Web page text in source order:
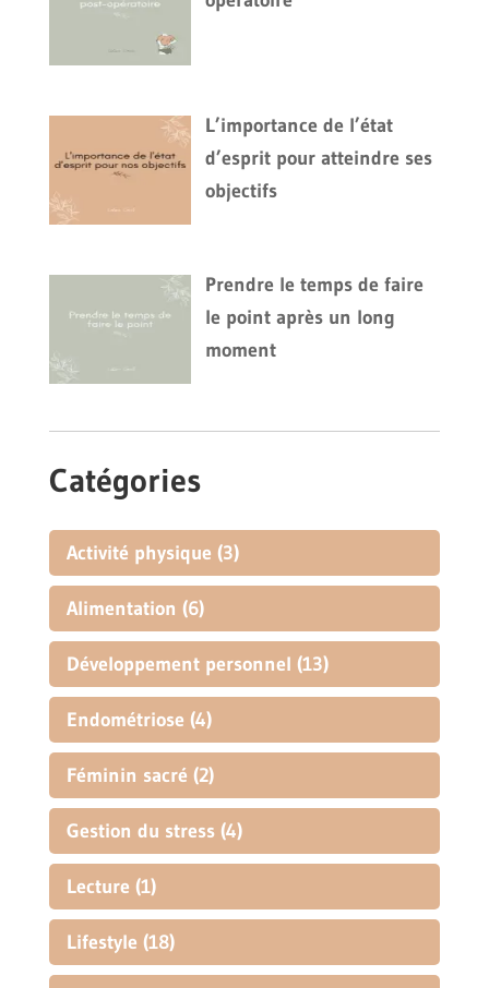
L’importance de l’état
d’esprit pour atteindre ses
objectifs
Prendre le temps de faire
le point après un long
moment
Catégories
Activité physique (3)
Alimentation (6)
Développement personnel (13)
Endométriose (4)
Féminin sacré (2)
Gestion du stress(4)
Lecture (1)
Lifestyle (18)